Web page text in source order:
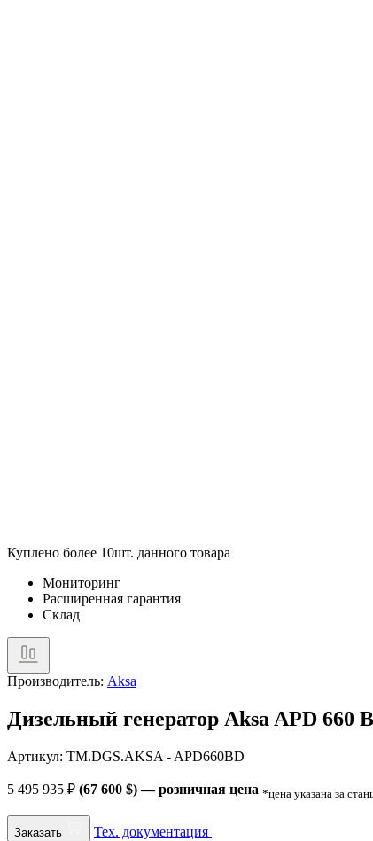
Куплено более 10шт. данного товара
Мониторинг
Расширенная гарантия
Склад
Производитель: Aksa
Дизельный генератор Aksa APD 660
Артикул: TM.DGS.AKSA - APD660BD
5 495 935 ₽ (67 600 $) — розничная цена *цена указана за
Заказать Тех. документация